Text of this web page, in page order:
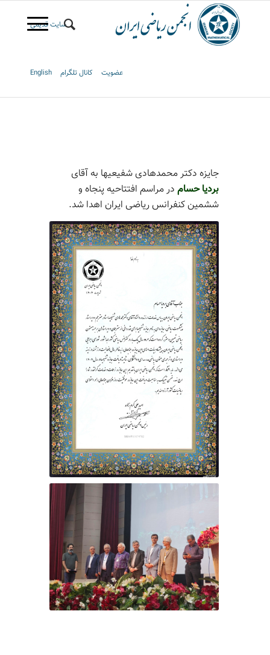
سایت قدیمی
عضویت کانال تلگرام English
جایزه دکتر محمدهادی شفیعیها به آقای
بردیا حسام در مراسم افتتاحیه پنجاه و
ششمین کنفرانس ریاضی ایران اهدا شد.